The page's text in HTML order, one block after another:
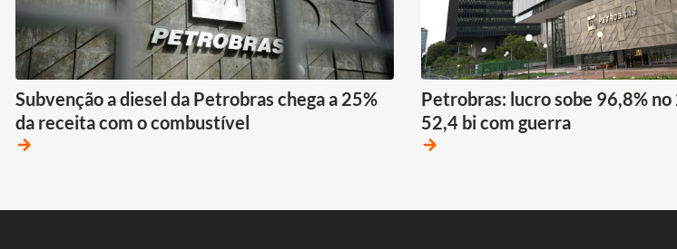
Subvenção a diesel da Petrobras chega a 25%
da receita com o combustível
arrow_forward
Petrobras: lucro sobe 96,8% no
52,4 bi com guerra
arrow_forward